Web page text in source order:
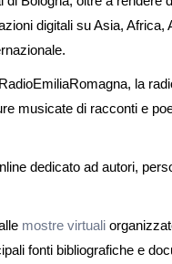
digitali su Asia,
la
musicate di racconti e
dedicato ad autori,
mostre virtuali
fonti bibliografiche e